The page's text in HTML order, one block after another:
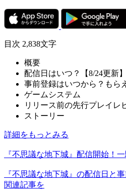
目次 2,838文字
概要
配信日はいつ？【8/24更新】
事前登録はいつから？もら
ゲームシステム
リリース前の先行プレイレ
ストーリー
詳細をもっとみる
『不思議な地下城』配信開始！
『不思議な地下城』の配信日と
関連記事を